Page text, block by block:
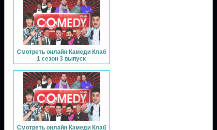
Смотреть онлайн Камеди Клаб
1 сезон 3 выпуск
Смотреть онлайн Камеди Клаб